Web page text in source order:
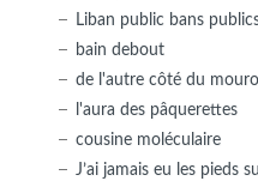
Liban public bans
bain debout
de l'autre côté du
l'aura des pâquerettes
cousine moléculaire
J’ai jamais eu les pieds